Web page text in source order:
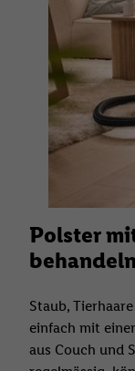
Polster
behandeln
Staub,
einfach mit
aus Couch und